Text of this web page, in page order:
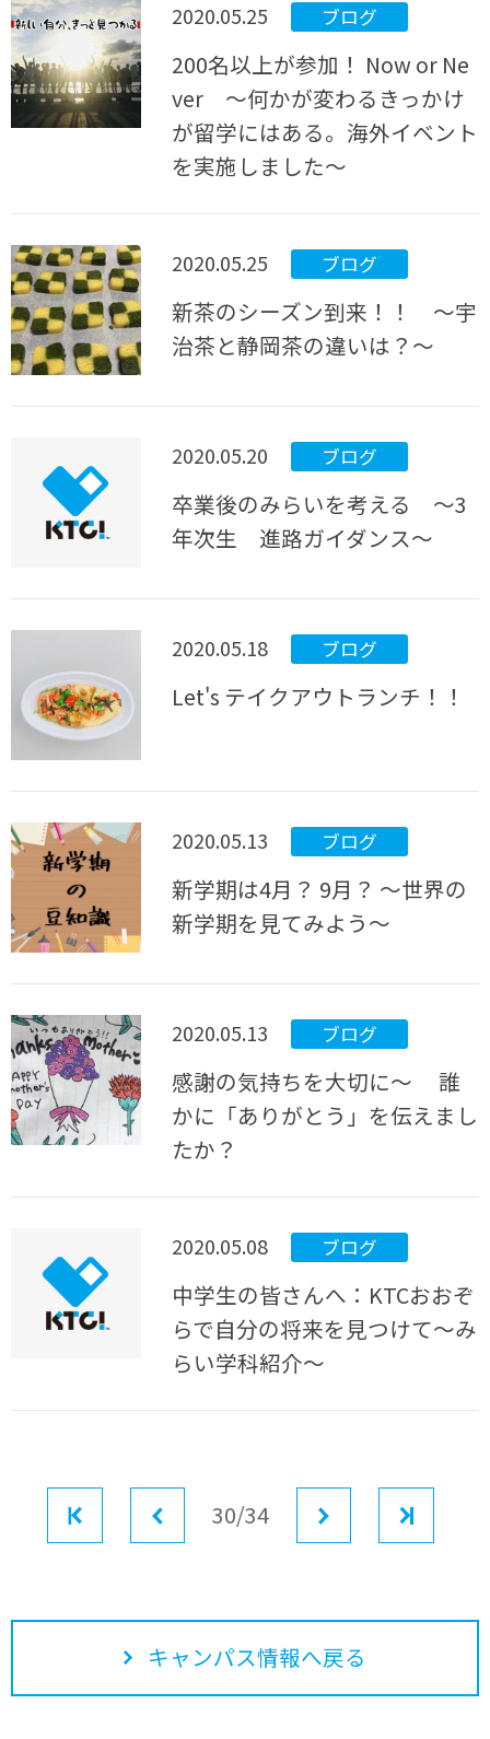
2020.05.25 ブログ
200名以上が参加！ Now or Ne
ver ～何かが変わるきっかけ
が留学にはある。海外イベント
を実施しました～
2020.05.25 ブログ
新茶のシーズン到来！！ ～宇
治茶と静岡茶の違いは？～
2020.05.20 ブログ
卒業後のみらいを考える ～3
年次生 進路ガイダンス～
2020.05.18 ブログ
Let's テイクアウトランチ！！
2020.05.13 ブログ
新学期は4月？ 9月？ ～世界の
新学期を見てみよう～
2020.05.13 ブログ
感謝の気持ちを大切に～ 誰
かに「ありがとう」を伝えまし
たか？
2020.05.08 ブログ
中学生の皆さんへ：KTCおおぞ
らで自分の将来を見つけて～み
らい学科紹介～
前へ30/34
キャンパス情報へ戻る